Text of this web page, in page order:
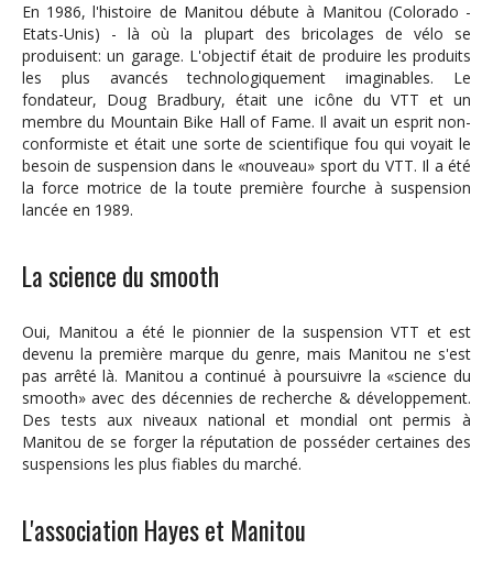
En 1986, l'histoire de Manitou débute à Manitou (Colorado -
Etats-Unis) - là où la plupart des bricolages de vélo se
produisent: un garage. L'objectif était de produire les produits
les plus avancés technologiquement imaginables. Le
fondateur, Doug Bradbury, était une icône du VTT et un
membre du Mountain Bike Hall of Fame. Il avait un esprit non-
conformiste et était une sorte de scientifique fou qui voyait le
besoin de suspension dans le «nouveau» sport du VTT. Il a été
la force motrice de la toute première fourche à suspension
lancée en 1989.
La science du smooth
Oui, Manitou a été le pionnier de la suspension VTT et est
devenu la première marque du genre, mais Manitou ne s'est
pas arrêté là. Manitou a continué à poursuivre la «science du
smooth» avec des décennies de recherche & développement.
Des tests aux niveaux national et mondial ont permis à
Manitou de se forger la réputation de posséder certaines des
suspensions les plus fiables du marché.
L'association Hayes et Manitou